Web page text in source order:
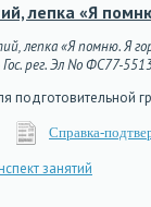
лепка «Я
лепка «Я помню. Я
рег. Эл No ФС77-
подготовительной
Справка-
занятий